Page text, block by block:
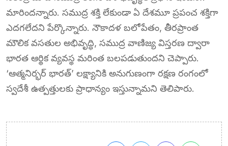
మారిందన్నారు. సముద్ర శక్తి లేకుండా ఏ దేశమూ ప్రపంచ శక్తిగా
ఎదగలేదని పేర్కొన్నారు. నౌకాదళ బలోపేతం, తీరప్రాంత
మౌలిక వసతుల అభివృద్ధి, సముద్ర వాణిజ్య విస్తరణ ద్వారా
భారత ఆర్థిక వ్యవస్థ మరింత బలపడుతుందని చెప్పారు.
‘ఆత్మనిర్భర్ భారత్’ లక్ష్యానికి అనుగుణంగా రక్షణ రంగంలో
స్వదేశీ ఉత్పత్తులకు ప్రాధాన్యం ఇస్తున్నామని తెలిపారు.